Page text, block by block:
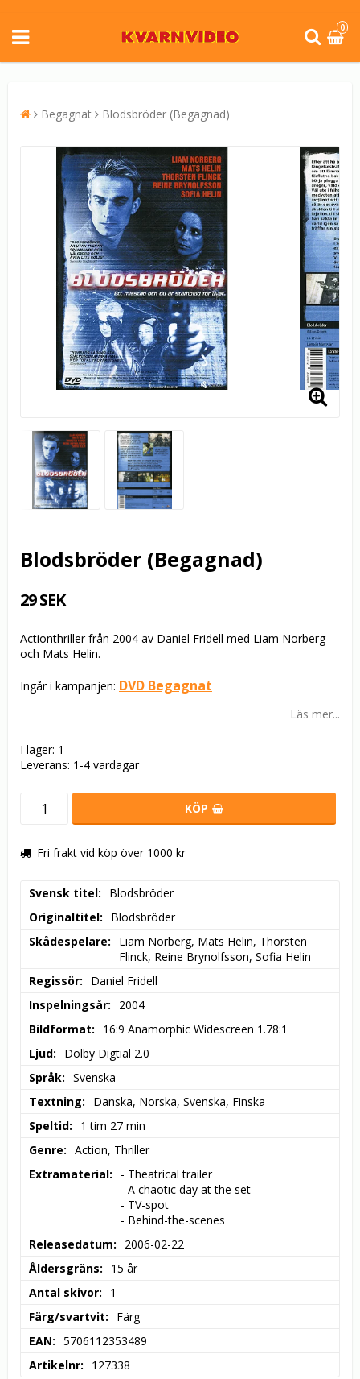
0
Begagnat Blodsbröder (Begagnad)
Blodsbröder (Begagnad)
29 SEK
Actionthriller från 2004 av Daniel Fridell med Liam Norberg
och Mats Helin.
Ingår i kampanjen: DVD Begagnat
Läs mer...
I lager: 1
Leverans: 1-4 vardagar
KÖP
Fri frakt vid köp över 1000 kr
Svensk titel
Blodsbröder
Originaltitel
Blodsbröder
Skådespelare
Liam Norberg, Mats Helin, Thorsten
Flinck, Reine Brynolfsson, Sofia Helin
Regissör
Daniel Fridell
Inspelningsår
2004
Bildformat
16:9 Anamorphic Widescreen 1.78:1
Ljud
Dolby Digtial 2.0
Språk
Svenska
Textning
Danska, Norska, Svenska, Finska
Speltid
1 tim 27 min
Genre
Action, Thriller
Extramaterial
- Theatrical trailer
- A chaotic day at the set
- TV-spot
- Behind-the-scenes
Releasedatum
2006-02-22
Åldersgräns
15 år
Antal skivor
1
Färg/svartvit
Färg
EAN
5706112353489
Artikelnr
127338